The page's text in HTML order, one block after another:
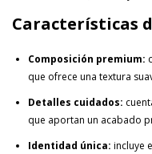
Características
Composición premium:
que ofrece una textura
Detalles cuidados:
que aportan un acabado
Identidad única: incluye